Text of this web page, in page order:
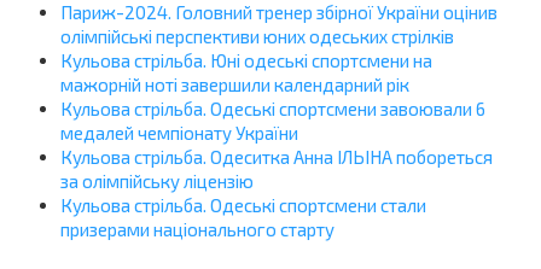
Париж-2024. Головний тренер збірної України оцінив
олімпійські перспективи юних одеських стрілків
Кульова стрільба. Юні одеські спортсмени на
мажорній ноті завершили календарний рік
Кульова стрільба. Одеські спортсмени завоювали 6
медалей чемпіонату України
Кульова стрільба. Одеситка Анна ІЛЬІНА побореться
за олімпійську ліцензію
Кульова стрільба. Одеські спортсмени стали
призерами національного старту